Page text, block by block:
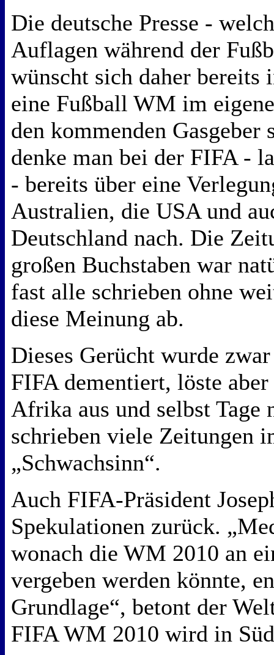
Die deutsche Presse -
Auflagen während der
wünscht sich daher bereits
eine Fußball WM im
den kommenden
denke man bei der FIFA -
- bereits über eine
Australien, die USA und
Deutschland nach. Die
großen Buchstaben war
fast alle schrieben ohne
diese Meinung ab.
Dieses Gerücht wurde
FIFA dementiert, löste
Afrika aus und selbst Tage
schrieben viele Zeitungen
„Schwachsinn“.
Auch FIFA-Präsident
Spekulationen zurück.
wonach die WM 2010 an
vergeben werden könnte,
Grundlage“, betont der
FIFA WM 2010 wird in